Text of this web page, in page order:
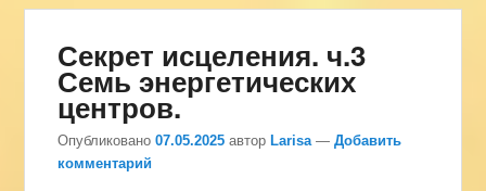
Секрет исцеления. ч.3
Семь энергетических
центров.
Опубликовано07.05.2025 автор Larisa —Добавить
комментарий